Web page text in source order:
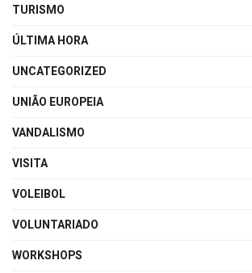
TURISMO
ÚLTIMA HORA
UNCATEGORIZED
UNIÃO EUROPEIA
VANDALISMO
VISITA
VOLEIBOL
VOLUNTARIADO
WORKSHOPS